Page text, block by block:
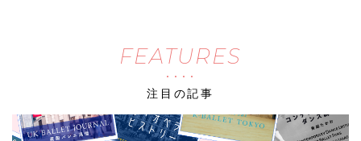
FEATURES
注目の記事